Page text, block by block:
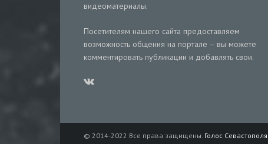
видеоматериалы.
Посетителям нашего сайта предоставляем
возможность общения на портале – вы можете
комментировать публикации и добавлять свои.
© 2014-2022 Все права защищены. Голос Севастополя